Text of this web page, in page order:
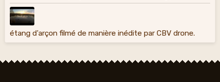
étang d'arçon filmé de manière inédite par CBV drone.